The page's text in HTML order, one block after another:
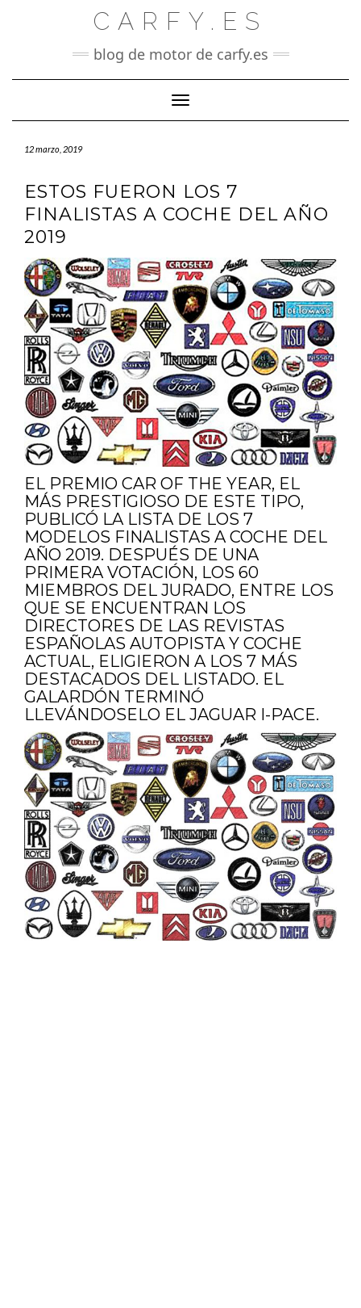
CARFY.ES
blog de motor de carfy.es
Cambiar modo de navegación
12 marzo, 2019
ESTOS FUERON LOS 7
FINALISTAS A COCHE DEL AÑO
2019
EL PREMIO CAR OF THE YEAR, EL
MÁS PRESTIGIOSO DE ESTE TIPO,
PUBLICÓ LA LISTA DE LOS 7
MODELOS FINALISTAS A COCHE DEL
AÑO 2019. DESPUÉS DE UNA
PRIMERA VOTACIÓN, LOS 60
MIEMBROS DEL JURADO, ENTRE LOS
QUE SE ENCUENTRAN LOS
DIRECTORES DE LAS REVISTAS
ESPAÑOLAS AUTOPISTA Y COCHE
ACTUAL, ELIGIERON A LOS 7 MÁS
DESTACADOS DEL LISTADO. EL
GALARDÓN TERMINÓ
LLEVÁNDOSELO EL JAGUAR I-PACE.